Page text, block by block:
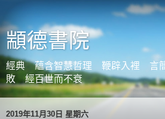
顓德書院
經典 蘊含智慧哲理 鞭辟入裡 言
敗 經百世而不衰
2019年11月30日 星期六